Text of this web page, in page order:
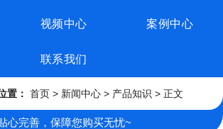
视频中心 案例中心
联系我们
置： 首页 > 新闻中心 > 产品知识 > 正文
心完善，保障您购买无忧~